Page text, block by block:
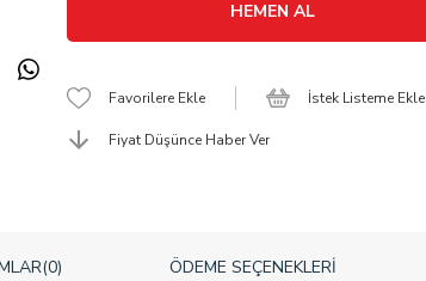
Favorilere Ekle İstek Listeme Ekle
Fiyat Düşünce Haber Ver
(0) ÖDEME SEÇENEKLERI